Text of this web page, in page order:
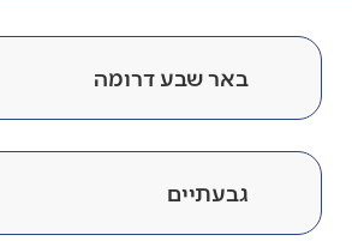
באר שבע דרומה
גבעתיים